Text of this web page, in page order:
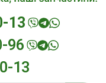
13
96
13